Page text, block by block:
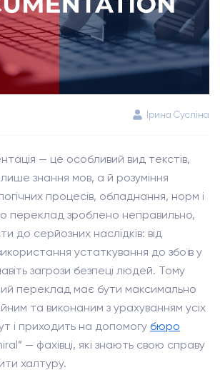
Ірина Сусліна
— це особливий вид текстів,
знання мов, а й розуміння
процесів, обладнання, норм і
переклад зроблено неправильно,
до серйозних наслідків: від
устаткування до збоїв у
загрози безпеці людей. Тому
переклад має бути максимально
та виконаним з урахуванням усіх
і приходить на допомогу бюро
— фахівці, які знають свою справу
халтуру.